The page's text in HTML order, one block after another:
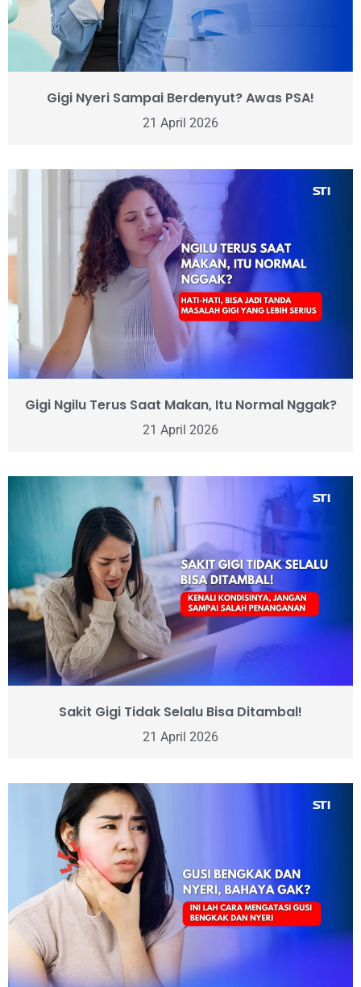
Gigi Nyeri Sampai Berdenyut? Awas PSA!
21 April 2026
Gigi Ngilu Terus Saat Makan, Itu Normal Nggak?
21 April 2026
Sakit Gigi Tidak Selalu Bisa Ditambal!
21 April 2026